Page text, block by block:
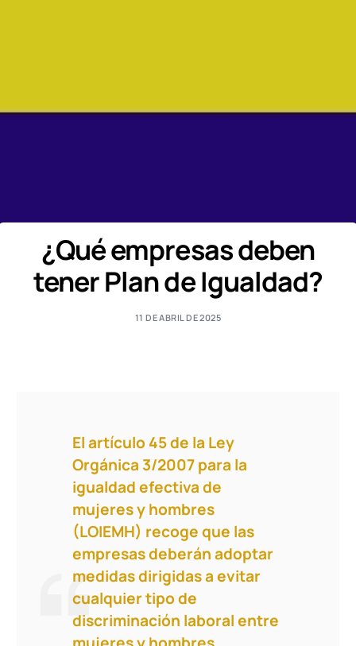
¿Qué empresas deben
tener Plan de Igualdad?
11 DE ABRIL DE 2025
El artículo 45 de la Ley
Orgánica 3/2007 para la
igualdad efectiva de
mujeres y hombres
(LOIEMH) recoge que las
empresas deberán adoptar
medidas dirigidas a evitar
cualquier tipo de
discriminación laboral entre